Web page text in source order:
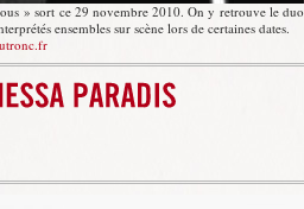
» sort ce 29 novembre 2010. On y retrouve le duo
ensembles sur scène lors de certaines dates.